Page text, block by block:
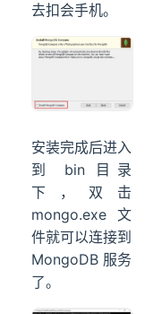
去扣会手机。
安装完成后进入
到 bin 目录
下，双击
mongo.exe 文
件就可以连接到
MongoDB 服务
了。